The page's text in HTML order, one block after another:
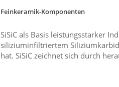
Feinkeramik-Komponenten
SiSiC als Basis leistungsstarker
siliziuminfiltriertem Siliziumkarbid
hat. SiSiC zeichnet sich durch